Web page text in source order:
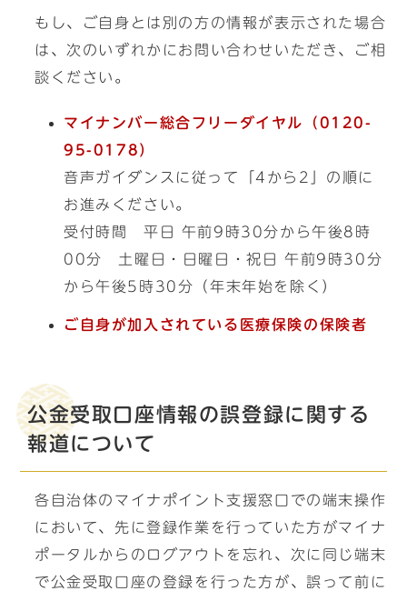
もし、ご自身とは別の方の情報が表示された場合
は、次のいずれかにお問い合わせいただき、ご相
談ください。
マイナンバー総合フリーダイヤル（0120-
95-0178）
音声ガイダンスに従って「4から2」の順に
お進みください。
受付時間 平日 午前9時30分から午後8時
00分 土曜日・日曜日・祝日 午前9時30分
から午後5時30分（年末年始を除く）
ご自身が加入されている医療保険の保険者
公金受取口座情報の誤登録に関する
報道について
各自治体のマイナポイント支援窓口での端末操作
において、先に登録作業を行っていた方がマイナ
ポータルからのログアウトを忘れ、次に同じ端末
で公金受取口座の登録を行った方が、誤って前に